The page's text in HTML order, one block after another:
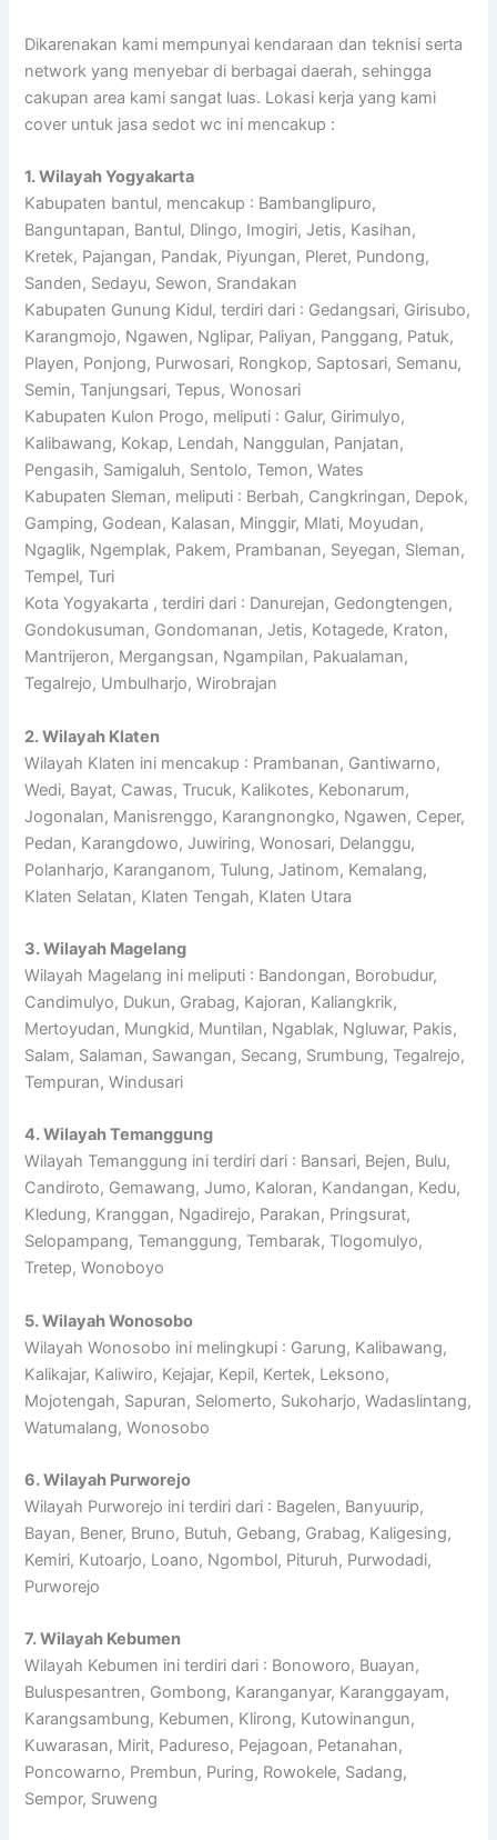
Dikarenakan kami mempunyai kendaraan dan teknisi serta
network yang menyebar di berbagai daerah, sehingga
cakupan area kami sangat luas. Lokasi kerja yang kami
cover untuk jasa sedot wc ini mencakup :
1. Wilayah Yogyakarta
Kabupaten bantul, mencakup : Bambanglipuro,
Banguntapan, Bantul, Dlingo, Imogiri, Jetis, Kasihan,
Kretek, Pajangan, Pandak, Piyungan, Pleret, Pundong,
Sanden, Sedayu, Sewon, Srandakan
Kabupaten Gunung Kidul, terdiri dari : Gedangsari, Girisubo,
Karangmojo, Ngawen, Nglipar, Paliyan, Panggang, Patuk,
Playen, Ponjong, Purwosari, Rongkop, Saptosari, Semanu,
Semin, Tanjungsari, Tepus, Wonosari
Kabupaten Kulon Progo, meliputi : Galur, Girimulyo,
Kalibawang, Kokap, Lendah, Nanggulan, Panjatan,
Pengasih, Samigaluh, Sentolo, Temon, Wates
Kabupaten Sleman, meliputi : Berbah, Cangkringan, Depok,
Gamping, Godean, Kalasan, Minggir, Mlati, Moyudan,
Ngaglik, Ngemplak, Pakem, Prambanan, Seyegan, Sleman,
Tempel, Turi
Kota Yogyakarta , terdiri dari : Danurejan, Gedongtengen,
Gondokusuman, Gondomanan, Jetis, Kotagede, Kraton,
Mantrijeron, Mergangsan, Ngampilan, Pakualaman,
Tegalrejo, Umbulharjo, Wirobrajan
2. Wilayah Klaten
Wilayah Klaten ini mencakup : Prambanan, Gantiwarno,
Wedi, Bayat, Cawas, Trucuk, Kalikotes, Kebonarum,
Jogonalan, Manisrenggo, Karangnongko, Ngawen, Ceper,
Pedan, Karangdowo, Juwiring, Wonosari, Delanggu,
Polanharjo, Karanganom, Tulung, Jatinom, Kemalang,
Klaten Selatan, Klaten Tengah, Klaten Utara
3. Wilayah Magelang
Wilayah Magelang ini meliputi : Bandongan, Borobudur,
Candimulyo, Dukun, Grabag, Kajoran, Kaliangkrik,
Mertoyudan, Mungkid, Muntilan, Ngablak, Ngluwar, Pakis,
Salam, Salaman, Sawangan, Secang, Srumbung, Tegalrejo,
Tempuran, Windusari
4. Wilayah Temanggung
Wilayah Temanggung ini terdiri dari : Bansari, Bejen, Bulu,
Candiroto, Gemawang, Jumo, Kaloran, Kandangan, Kedu,
Kledung, Kranggan, Ngadirejo, Parakan, Pringsurat,
Selopampang, Temanggung, Tembarak, Tlogomulyo,
Tretep, Wonoboyo
5. Wilayah Wonosobo
Wilayah Wonosobo ini melingkupi : Garung, Kalibawang,
Kalikajar, Kaliwiro, Kejajar, Kepil, Kertek, Leksono,
Mojotengah, Sapuran, Selomerto, Sukoharjo, Wadaslintang,
Watumalang, Wonosobo
6. Wilayah Purworejo
Wilayah Purworejo ini terdiri dari : Bagelen, Banyuurip,
Bayan, Bener, Bruno, Butuh, Gebang, Grabag, Kaligesing,
Kemiri, Kutoarjo, Loano, Ngombol, Pituruh, Purwodadi,
Purworejo
7. Wilayah Kebumen
Wilayah Kebumen ini terdiri dari : Bonoworo, Buayan,
Buluspesantren, Gombong, Karanganyar, Karanggayam,
Karangsambung, Kebumen, Klirong, Kutowinangun,
Kuwarasan, Mirit, Padureso, Pejagoan, Petanahan,
Poncowarno, Prembun, Puring, Rowokele, Sadang,
Sempor, Sruweng